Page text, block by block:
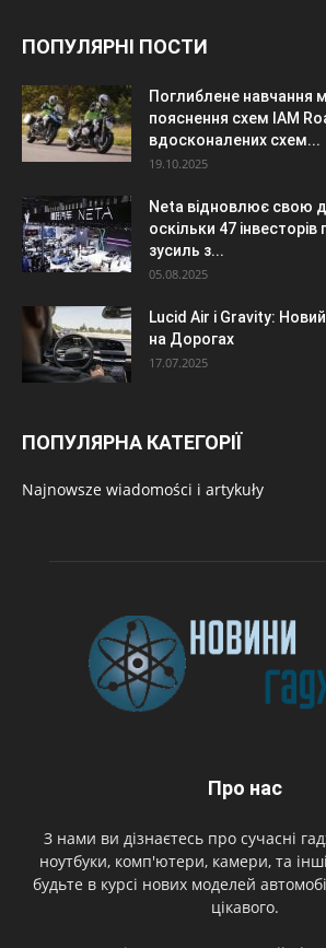
ПОПУЛЯРНІ ПОСТИ
Поглиблене навчання
пояснення схем IAM
вдосконалених схем...
19.10.2025
Neta відновлює свою
оскільки 47
зусиль з...
05.08.2025
Lucid Air і Gravity:
на Дорогах
17.07.2025
ПОПУЛЯРНА КАТЕГОРІЇ
Najnowsze wiadomości i artykuły
Про нас
З нами ви дізнаєтесь про сучасні
ноутбуки, комп'ютери, камери, та
будьте в курсі нових моделей
цікавого.